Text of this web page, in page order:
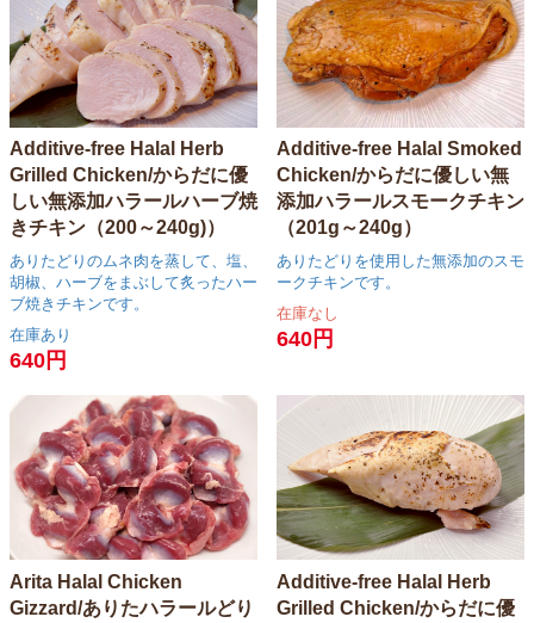
Additive-free Halal Herb
Grilled Chicken/からだに優
しい無添加ハラールハーブ焼
きチキン（200～240g)）
ありたどりのムネ肉を蒸して、塩、
胡椒、ハーブをまぶして炙ったハー
ブ焼きチキンです。
在庫あり
640円
Additive-free Halal Smoked
Chicken/からだに優しい無
添加ハラールスモークチキン
（201g～240g）
ありたどりを使用した無添加のスモ
ークチキンです。
在庫なし
640円
Arita Halal Chicken
Gizzard/ありたハラールどり
Additive-free Halal Herb
Grilled Chicken/からだに優